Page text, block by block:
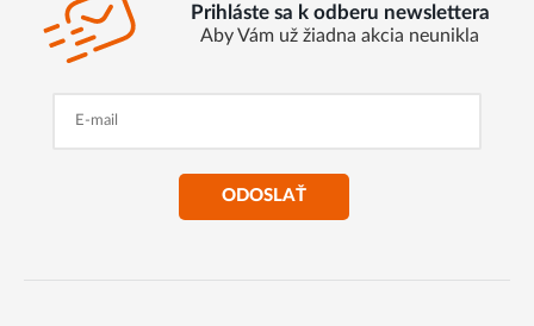
Prihláste sa k odberu newslettera
Aby Vám už žiadna akcia neunikla
ODOSLAŤ